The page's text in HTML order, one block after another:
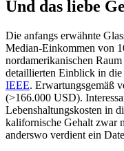
Und das liebe
Die anfangs erwähnte
Median-Einkommen von
nordamerikanischen
detaillierten Einblick in
IEEE. Erwartungsgemäß
(>166.000 USD).
Lebenshaltungskosten in
kalifornische Gehalt zwar
anderswo verdient ein